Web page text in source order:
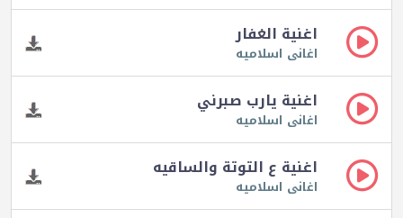
اغنية الغفار
اغانى اسلاميه
اغنية يارب صبرني
اغانى اسلاميه
اغنية ع التوتة والساقيه
اغانى اسلاميه